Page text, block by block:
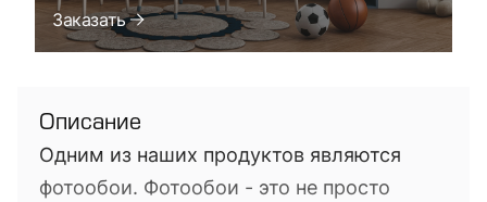
Заказать
Описание
Одним из наших продуктов являются
фотообои. Фотообои - это не просто